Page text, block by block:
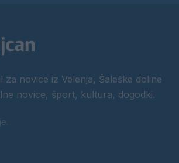
za novice iz Velenja, Šaleške doline
novice, šport, kultura, dogodki.